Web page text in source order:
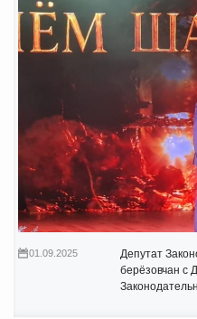
01.09.2025
Депутат
берёзовчан с